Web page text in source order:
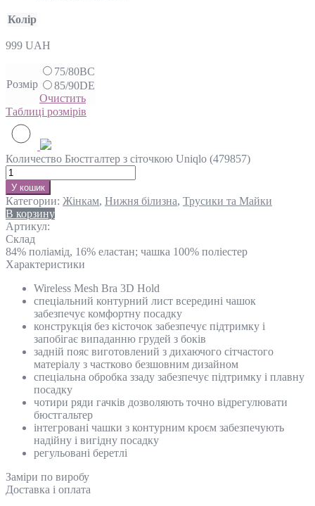
Колір
999 UAH
Розмір
75/80BC
85/90DE
Очистить
Таблиці розмірів
Количество Бюстгалтер з сіточкою Uniqlo (479857)
У кошик
Категории: Жінкам, Нижня білизна, Трусики та Майки
В корзину
Артикул:
Склад
84% поліамід, 16% еластан; чашка 100% поліестер
Характеристики
Wireless Mesh Bra 3D Hold
спеціальний контурний лист всередині чашок
забезпечує комфортну посадку
конструкція без кісточок забезпечує підтримку і
запобігає випаданню грудей з боків
задній пояс виготовлений з дихаючого сітчастого
матеріалу з частково безшовним дизайном
спеціальна обробка ззаду забезпечує підтримку і плавну
посадку
чотири ряди гачків дозволяють точно відрегулювати
бюстгальтер
інтегровані чашки з контурним кроєм забезпечують
надійну і вигідну посадку
регульовані беретлі
Замiри по виробу
Доставка і оплата